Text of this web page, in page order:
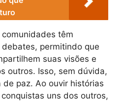
têm
permitindo que
suas visões e
outros. Isso, sem dúvida,
de paz. Ao ouvir histórias
uns dos outros,